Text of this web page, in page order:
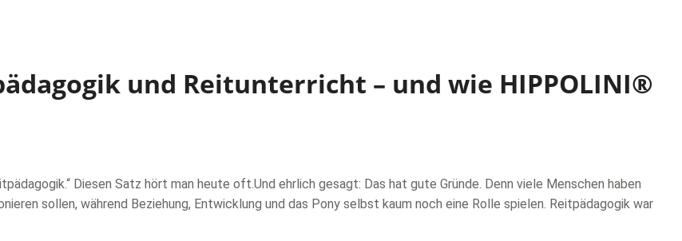
und Reitunterricht – und wie HIPPOLINI®
Diesen Satz hört man heute oft.Und ehrlich gesagt: Das hat gute Gründe. Denn viele Menschen haben
sollen, während Beziehung, Entwicklung und das Pony selbst kaum noch eine Rolle spielen. Reitpädagogik war